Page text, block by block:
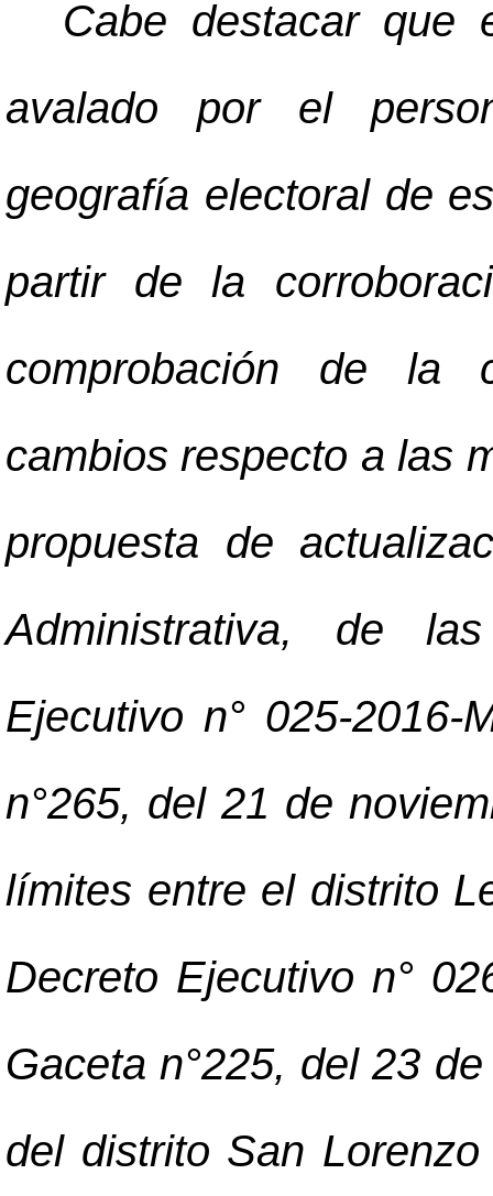
Cabe destacar que
avalado por el
geografía electoral de
partir de la
comprobación de la
cambios respecto a las
propuesta de
Administrativa, de
Ejecutivo n° 025-2016-
n°265, del 21 de
límites entre el distrito
Decreto Ejecutivo n°
Gaceta n°225, del 23
del distrito San